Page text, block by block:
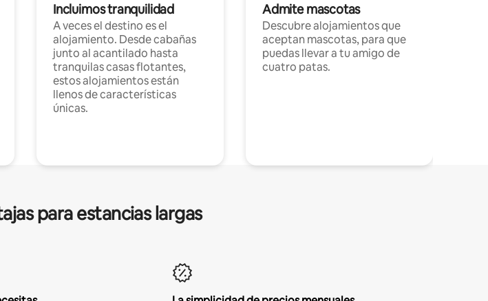
Incluimos tranquilidad
A veces el destino es el
alojamiento. Desde cabañas
junto al acantilado hasta
tranquilas casas flotantes,
estos alojamientos están
llenos de características
únicas.
Admite mascotas
Descubre alojamientos que
aceptan mascotas, para que
puedas llevar a tu amigo de
cuatro patas.
para estancias largas